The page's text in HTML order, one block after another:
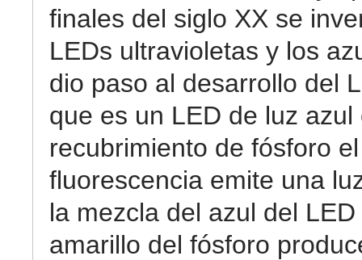
finales del siglo XX se
LEDs ultravioletas y los
dio paso al desarrollo del
que es un LED de luz azul
recubrimiento de fósforo
fluorescencia emite una
la mezcla del azul del LED
amarillo del fósforo